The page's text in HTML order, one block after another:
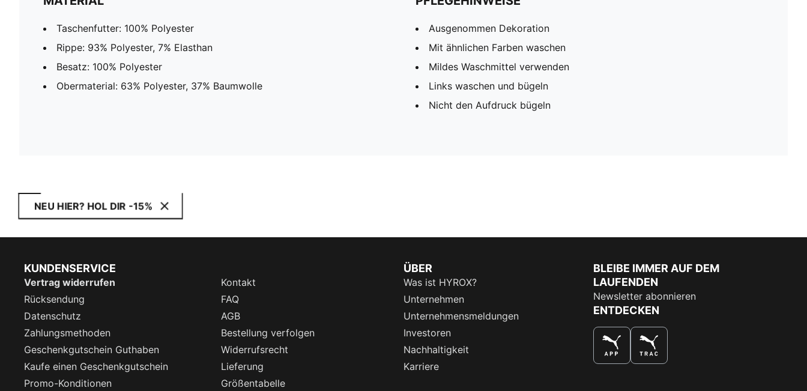
Taschenfutter: 100% Polyester
Rippe: 93% Polyester, 7% Elasthan
Besatz: 100% Polyester
Obermaterial: 63% Polyester, 37% Baumwolle
Ausgenommen Dekoration
Mit ähnlichen Farben waschen
Mildes Waschmittel verwenden
Links waschen und bügeln
Nicht den Aufdruck bügeln
NEU HIER? HOL DIR -15%
KUNDENSERVICE
Vertrag widerrufen
Kontakt
Rücksendung
FAQ
Datenschutz
AGB
Zahlungsmethoden
Bestellung verfolgen
Geschenkgutschein Guthaben
Widerrufsrecht
Kaufe einen Geschenkgutschein
Lieferung
Promo-Konditionen
Größentabelle
ÜBER
Was ist HYROX?
Unternehmen
Unternehmensmeldungen
Investoren
Nachhaltigkeit
Karriere
BLEIBE IMMER AUF DEM
LAUFENDEN
Newsletter abonnieren
ENTDECKEN